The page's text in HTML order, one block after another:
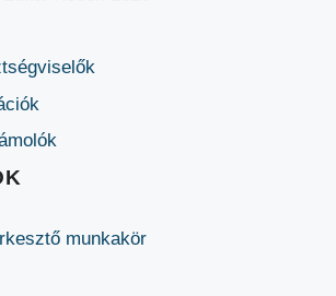
munkakör